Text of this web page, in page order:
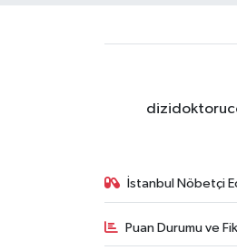
İstanbul Nöbetçi
Puan Durumu ve